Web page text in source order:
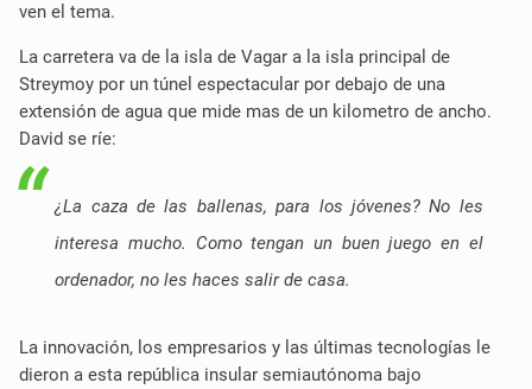
ven el tema.
La carretera va de la isla de Vagar a la isla principal de
Streymoy por un túnel espectacular por debajo de una
extensión de agua que mide mas de un kilometro de ancho.
David se ríe:
¿La caza de las ballenas, para los jóvenes? No les
interesa mucho. Como tengan un buen juego en el
ordenador, no les haces salir de casa.
La innovación, los empresarios y las últimas tecnologías le
dieron a esta república insular semiautónoma bajo